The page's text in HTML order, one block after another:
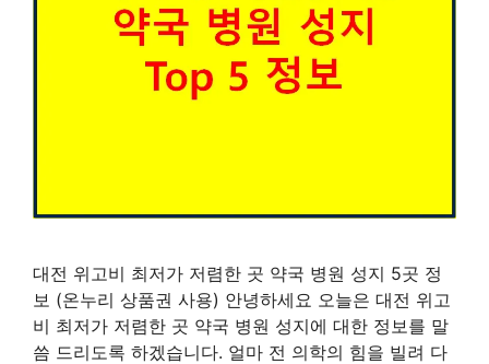
대전 위고비 최저가 저렴한 곳 약국 병원 성지 5곳 정
보 (온누리 상품권 사용) 안녕하세요 오늘은 대전 위고
비 최저가 저렴한 곳 약국 병원 성지에 대한 정보를 말
씀 드리도록 하겠습니다. 얼마 전 의학의 힘을 빌려 다